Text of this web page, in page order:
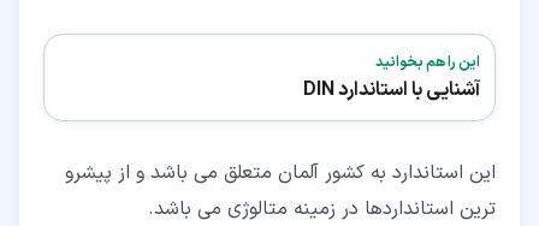
این را هم بخوانید
آشنایی با استاندارد DIN
این استاندارد به کشور آلمان متعلق می باشد و از پیشرو
ترین استانداردها در زمینه متالوژی می باشد.